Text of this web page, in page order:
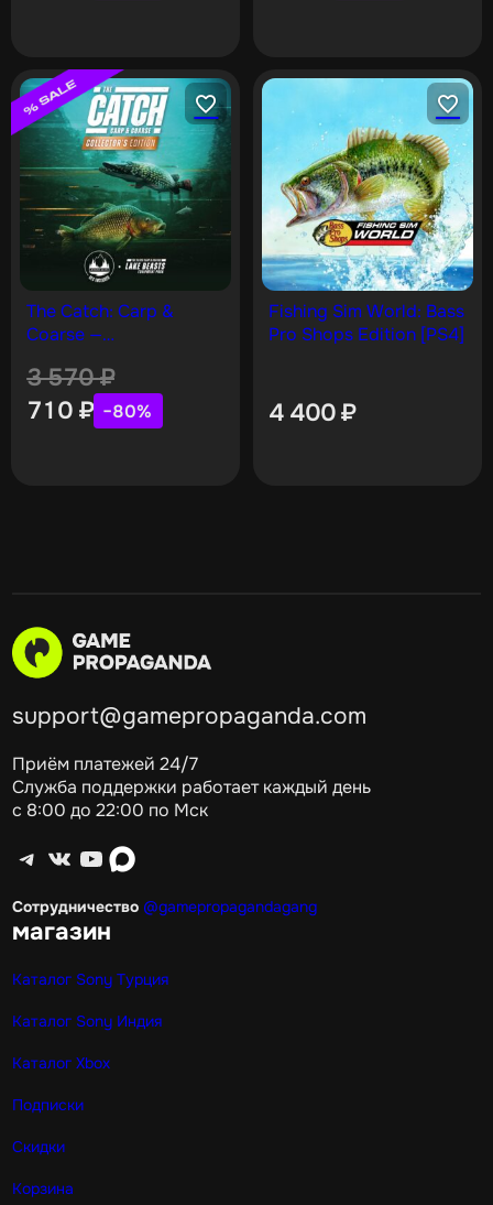
The Catch: Carp &
Coarse —
3 570₽
710 ₽ −80%
Fishing Sim World: Bass
Pro Shops Edition [PS4]
4 400₽
support@gamepropaganda.com
Приём платежей 24/7
Служба поддержки работает каждый день
с 8:00 до 22:00 по Мск
Telegram ВКонтакте YouTube max
Сотрудничество @gamepropagandagang
магазин
Каталог Sony Турция
Каталог Sony Индия
Каталог Xbox
Подписки
Скидки
Корзина